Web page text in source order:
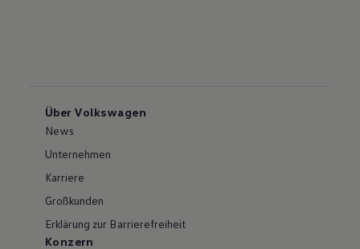
Über Volkswagen
News
Unternehmen
Karriere
Großkunden
Erklärung zur Barrierefreiheit
Konzern